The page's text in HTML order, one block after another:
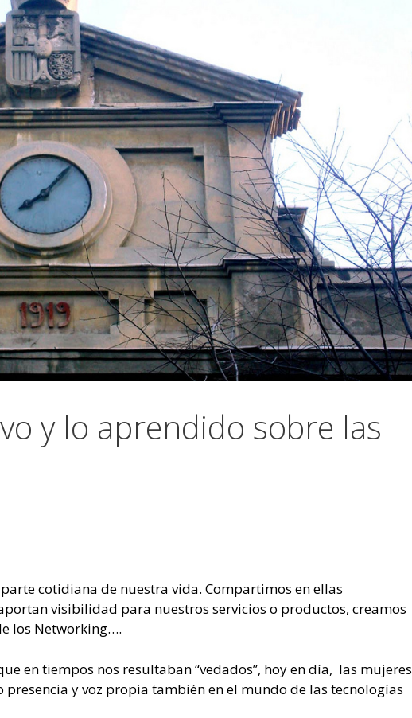
y lo aprendido sobre las
cotidiana de nuestra vida. Compartimos en ellas
visibilidad para nuestros servicios o productos, creamos
los Networking….
en tiempos nos resultaban “vedados”, hoy en día, las mujeres
y voz propia también en el mundo de las tecnologías